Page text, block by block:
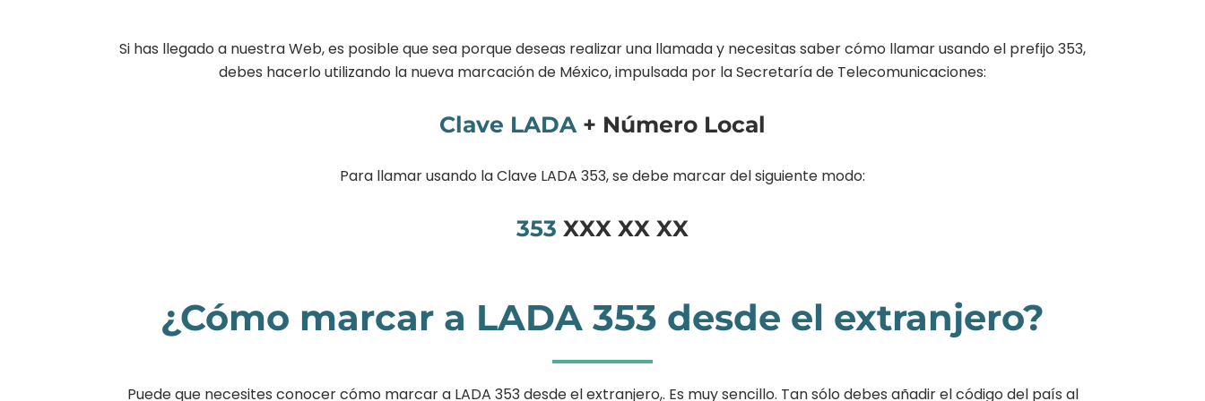
Si has llegado a nuestra Web, es posible que sea porque deseas realizar una llamada y necesitas saber cómo llamar usando el prefijo 353,
debes hacerlo utilizando la nueva marcación de México, impulsada por la Secretaría de Telecomunicaciones:
Clave LADA + Número Local
Para llamar usando la Clave LADA 353, se debe marcar del siguiente modo:
353 XXX XX XX
¿Cómo marcar a LADA 353 desde el extranjero?
Puede que necesites conocer cómo marcar a LADA 353 desde el extranjero,. Es muy sencillo. Tan sólo debes añadir el código del país al